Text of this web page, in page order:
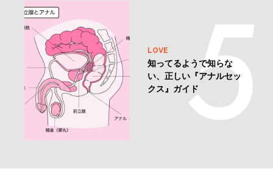
LOVE
知ってるようで知らな
い、正しい『アナルセッ
クス』ガイド